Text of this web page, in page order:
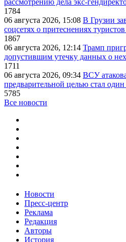
рассмотрению дела экс-
1784
06 августа 2026, 15:08 В Грузии
соцсетях о притеснениях
1867
06 августа 2026, 12:14 Трамп
допустившим утечку данных о
1711
06 августа 2026, 09:34 ВСУ
предварительной целью стал
5785
Все новости
Новости
Пресс-центр
Реклама
Редакция
Авторы
История